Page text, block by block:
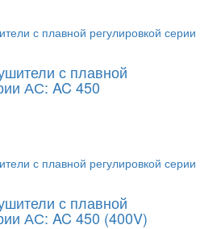
с плавной
АС: AC 450
с плавной
АС: AC 450 (400V)